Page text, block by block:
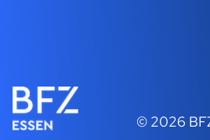
© 2026